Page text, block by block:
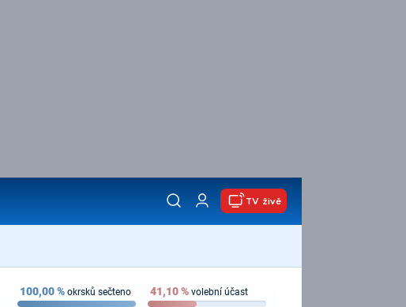
TV živě
100,00% okrsků sečteno 41,10% volební účast